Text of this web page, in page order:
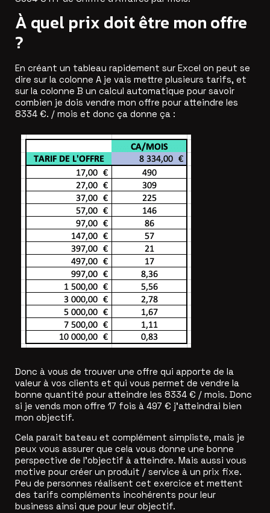
À quel prix doit être mon offre
?
En créant un tableau rapidement sur Excel on peut se
dire sur la colonne A je vais mettre plusieurs tarifs, et
sur la colonne B un calcul automatique pour savoir
combien je dois vendre mon offre pour atteindre les
8334 €. / mois et donc ça donne ça :
Donc à vous de trouver une offre qui apporte de la
valeur à vos clients et qui vous permet de vendre la
bonne quantité pour atteindre les 8334 € / mois. Donc
si je vends mon offre 17 fois à 497 € j’atteindrai bien
mon objectif.
Cela parait bateau et complément simpliste, mais je
peux vous assurer que cela vous donne une bonne
perspective de l’objectif à atteindre. Mais aussi vous
motive pour créer un produit / service à un prix fixe.
Peu de personnes réalisent cet exercice et mettent
des tarifs compléments incohérents pour leur
business ainsi que pour leur objectif.